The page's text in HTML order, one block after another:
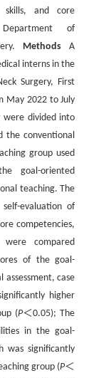
skills, and core
of
Methods A
interns in the
Surgery, First
May 2022 to July
were divided into
the conventional
group used
goal-oriented
teaching. The
evaluation of
competencies,
compared
of the goal-
case
higher
(P＜0.05); The
in the goal-
was significantly
group (P＜